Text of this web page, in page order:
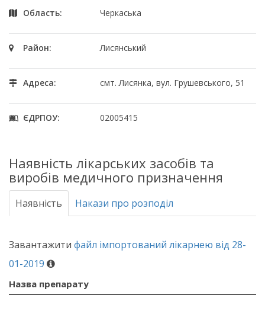
Область: Черкаська
Район: Лисянський
Адреса: смт. Лисянка, вул. Грушевського, 51
ЄДРПОУ: 02005415
Наявність лікарських засобів та
виробів медичного призначення
Наявність Накази про розподіл
Завантажити файл імпортований лікарнею від 28-
01-2019
Назва препарату